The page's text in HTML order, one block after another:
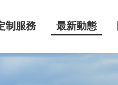
制服務 最新動態